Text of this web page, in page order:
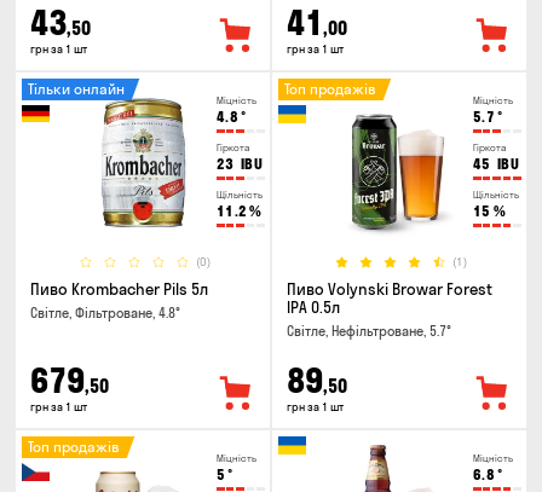
43,50
грн за 1 шт
41 ,00
грн за 1 шт
Міцність
4.8 °
Гіркота
23 IBU
Щільність
11.2 %
(0)
Тільки онлайн
Пиво Krombacher Pils 5л
Світле, Фільтроване, 4.8°
679,50
грн за 1 шт
Міцність
5.7 °
Гіркота
45 IBU
Щільність
15 %
(1)
Топ продажів
Пиво Volynski Browar Forest
IPA 0.5л
Світле, Нефільтроване, 5.7°
89,50
грн за 1 шт
Міцність
5 °
Топ продажів
Міцність
6.8 °